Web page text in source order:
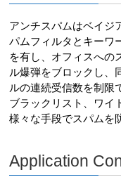
アンチスパムはベイジ
パムフィルタとキーワ
を有し、オフィスへの
ル爆弾をブロックし、
ルの連続受信数を制限
ブラックリスト、ワイ
様々な手段でスパムを
Application